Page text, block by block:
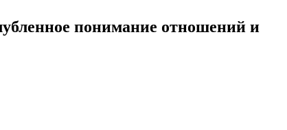
понимание отношений и